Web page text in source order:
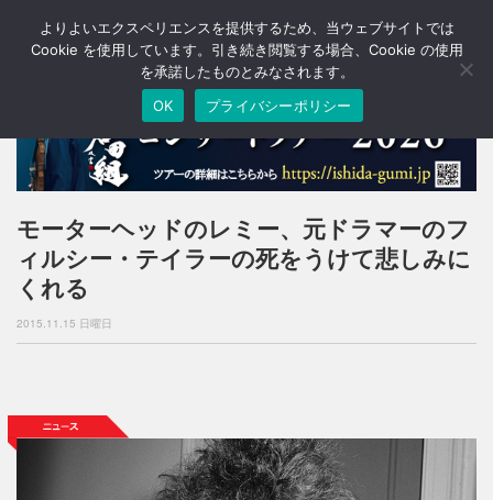
T
o
a
v
i
g
a
n
モーターヘッドのレミー、元ドラマーのフ
ィルシー・テイラーの死をうけて悲しみに
くれる
2015.11.15 日曜日
よりよいエクスペリエンスを提供するため、当ウェブサイトでは
Cookie を使用しています。引き続き閲覧する場合、Cookie の使用
を承諾したものとみなされます。
OK
プライバシーポリシー